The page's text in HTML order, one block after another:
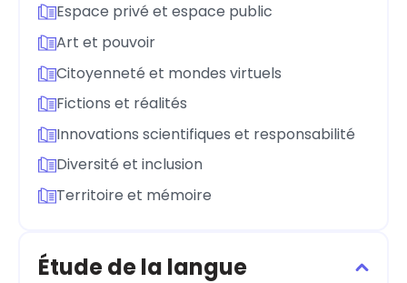
Espace privé et espace public
Art et pouvoir
Citoyenneté et mondes virtuels
Fictions et réalités
Innovations scientifiques et responsabilité
Diversité et inclusion
Territoire et mémoire
Étude de la langue